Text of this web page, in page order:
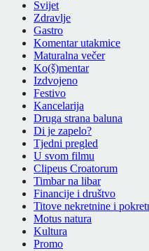
Svijet
Zdravlje
Gastro
Komentar utakmice
Maturalna večer
Ko(š)mentar
Izdvojeno
Festivo
Kancelarija
Druga strana baluna
Di je zapelo?
Tjedni pregled
U svom filmu
Clipeus Croatorum
Timbar na libar
Financije i društvo
Titove nekretnine i
Motus natura
Kultura
Promo